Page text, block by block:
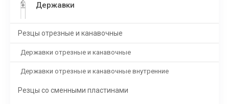
Державки
Резцы отрезные и канавочные
Державки отрезные и канавочные
Державки отрезные и канавочные внутренние
Резцы со сменными пластинами